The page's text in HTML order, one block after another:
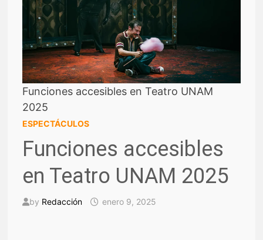
Funciones accesibles en Teatro UNAM
2025
ESPECTÁCULOS
Funciones accesibles
en Teatro UNAM 2025
by Redacción enero 9, 2025